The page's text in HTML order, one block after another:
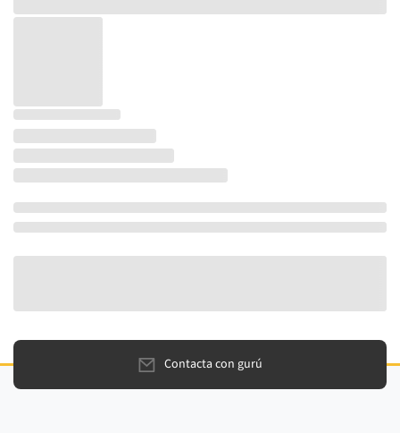
Contacta con gurú